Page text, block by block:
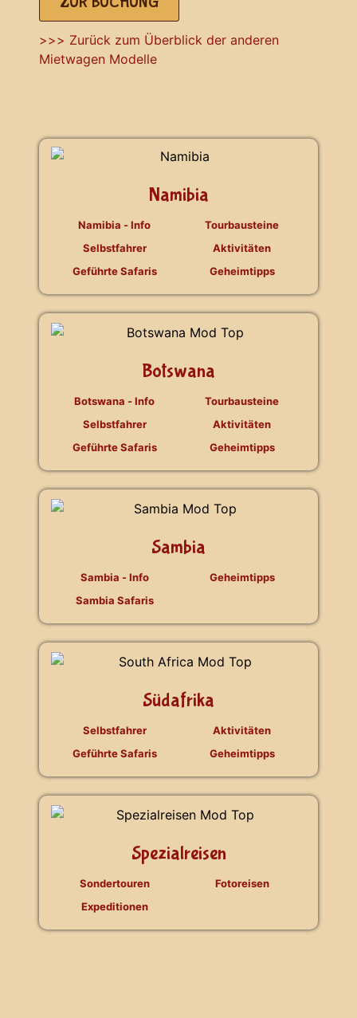
>>> Zurück zum Überblick der anderen
Mietwagen Modelle
Namibia
Namibia - Info
Selbstfahrer
Geführte Safaris
Tourbausteine
Aktivitäten
Geheimtipps
Botswana
Botswana - Info
Selbstfahrer
Geführte Safaris
Tourbausteine
Aktivitäten
Geheimtipps
Sambia
Sambia - Info
Sambia Safaris
Geheimtipps
Südafrika
Selbstfahrer
Geführte Safaris
Aktivitäten
Geheimtipps
Spezialreisen
Sondertouren
Expeditionen
Fotoreisen